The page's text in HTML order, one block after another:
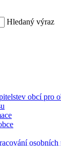
Hledaný výraz
obcí pro
osobních